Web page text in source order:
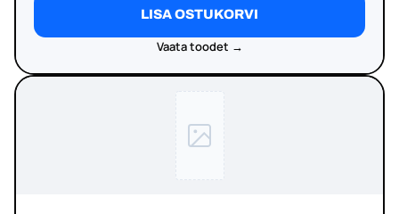
LISA OSTUKORVI
Vaata toodet →